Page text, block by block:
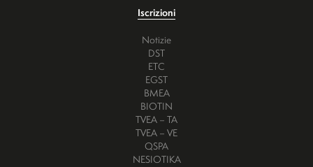
Iscrizioni
Notizie
DST
ETC
EGST
BMEA
BIOTIN
TVEA – TA
TVEA – VE
QSPA
NESIOTIKA